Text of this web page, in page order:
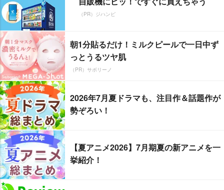
（PR）ジハンピ
朝1分貼るだけ！ミルクピールで一日中ず
っとうるツヤ肌
（PR）サボリーノ
2026年7月夏ドラマも、注目作＆話題作が
勢ぞろい！
【夏アニメ2026】7月期夏の新アニメを一
挙紹介！